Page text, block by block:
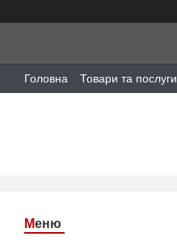
Головна Товари та послуги